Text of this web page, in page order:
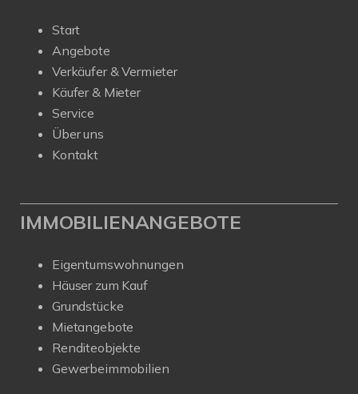
Start
Angebote
Verkäufer & Vermieter
Käufer & Mieter
Service
Über uns
Kontakt
IMMOBILIENANGEBOTE
Eigentumswohnungen
Häuser zum Kauf
Grundstücke
Mietangebote
Renditeobjekte
Gewerbeimmobilien